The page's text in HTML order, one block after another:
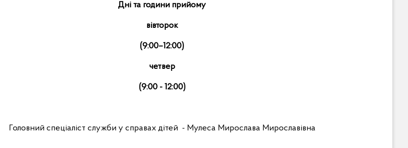
Дні та години прийому
вівторок
(9:00–12:00)
четвер
(9:00 - 12:00)
Головний спеціаліст служби у справах дітей - Мулеса Мирослава Мирославівна